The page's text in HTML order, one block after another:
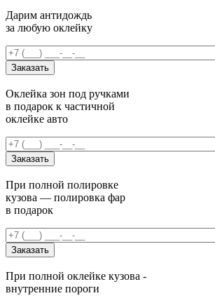
Дарим антидождь
за любую оклейку
Оклейка зон под ручками
в подарок к частичной
оклейке авто
При полной полировке
кузова — полировка фар
в подарок
При полной оклейке кузова -
внутренние пороги